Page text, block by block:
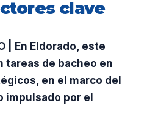
clave
| En Eldorado, este
tareas de bacheo en
en el marco del
impulsado por el